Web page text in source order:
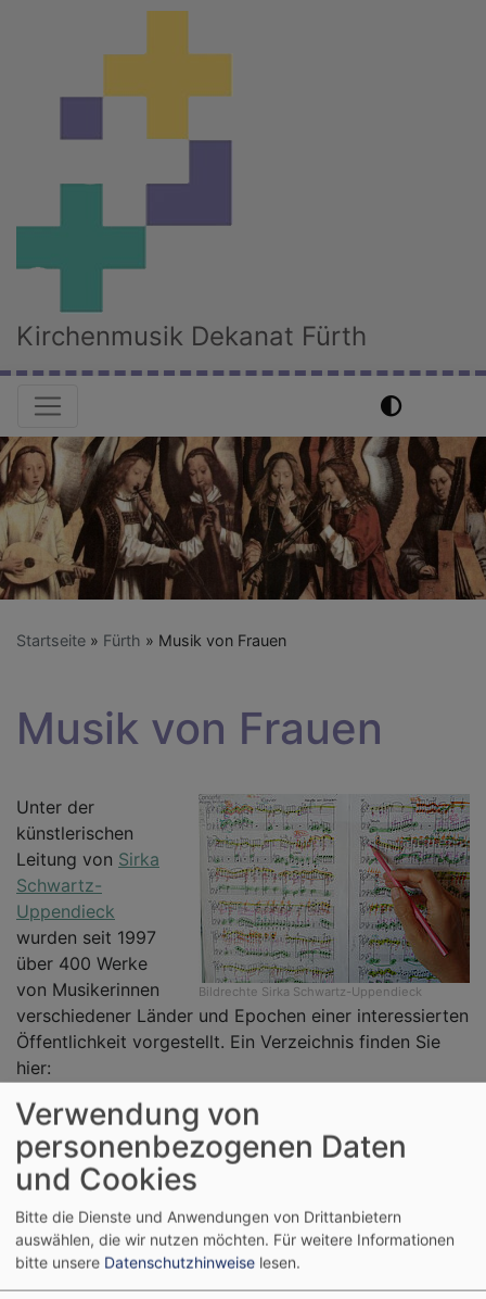
Kirchenmusik Dekanat Fürth
Hauptnavigation
Startseite Fürth Musik von Frauen
Musik von Frauen
Bildrechte Sirka Schwartz-Uppendieck
Unter der
künstlerischen
Leitung von Sirka
Schwartz-
Uppendieck
wurden seit 1997
über 400 Werke
von Musikerinnen
verschiedener Länder und Epochen einer interessierten
Öffentlichkeit vorgestellt. Ein Verzeichnis finden Sie
hier:
•chronologischnach Geburtsjahren geordnet.
•Pressestimmenergänzen den Überblick.
Diese Aufführungen setzen einen besonderen Akzent
im Kulturleben der Stadt.
Verwendung von
personenbezogenen Daten
und Cookies
Bitte die Dienste und Anwendungen von Drittanbietern
auswählen, die wir nutzen möchten. Für weitere Informationen
bitte unsere Datenschutzhinweise lesen.